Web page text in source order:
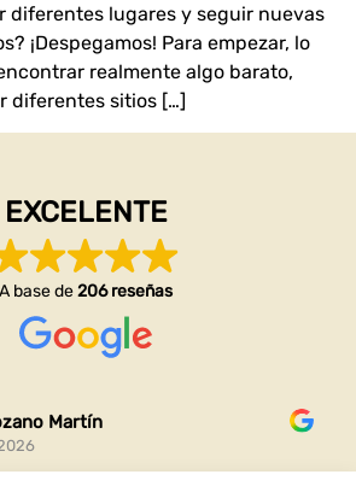
diferentes lugares y seguir nuevas
¡Despegamos! Para empezar, lo
realmente algo barato,
diferentes sitios […]
EXCELENTE
A base de206 reseñas
Martín